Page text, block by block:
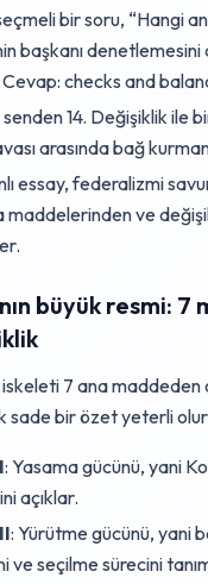
bir soru, “Hangi
başkanı denetlemesini
checks and
14. Değişiklik ile
arasında bağ
essay, federalizmi
maddelerinden ve
büyük resmi: 7
iskeleti 7 ana maddeden
sade bir özet yeterli
: Yasama gücünü, yani
açıklar.
: Yürütme gücünü, yani
ve seçilme sürecini